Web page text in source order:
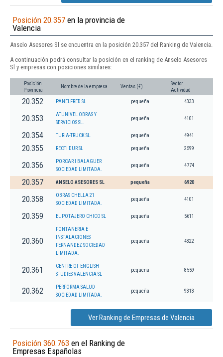
Posición 20.357 en la provincia de
Valencia
Anselo Asesores Sl se encuentra en la posición 20.357 del Ranking de Valencia.
A continuación podrá consultar la posición en el ranking de Anselo Asesores
Sl y empresas con posiciones similares:
Posición
Provincia
Nombre de la empresa Ventas (€)
Sector
Actividad
20.352 PANELFRED SL pequeña 4333
20.353
ATUNIVEL OBRAS Y
SERVICIOS SL.
pequeña 4101
20.354 TURIA-TRUCK SL. pequeña 4941
20.355 RECTI DUR SL pequeña 2599
20.356
PORCAR I BALAGUER
SOCIEDAD LIMITADA.
pequeña 4774
20.357 ANSELO ASESORES SL pequeña 6920
20.358
OBRAS CHELLA 21
SOCIEDAD LIMITADA.
pequeña 4101
20.359 EL POTAJERO CHICO SL pequeña 5611
20.360
FONTANERIA E
INSTALACIONES
FERNANDEZ SOCIEDAD
LIMITADA.
pequeña 4322
20.361
CENTRE OF ENGLISH
STUDIES VALENCIA SL
pequeña 8559
20.362
PERFORMA SALUD
SOCIEDAD LIMITADA.
pequeña 9313
Ver Ranking de Empresas de Valencia
Posición 360.763 en el Ranking de
Empresas Españolas